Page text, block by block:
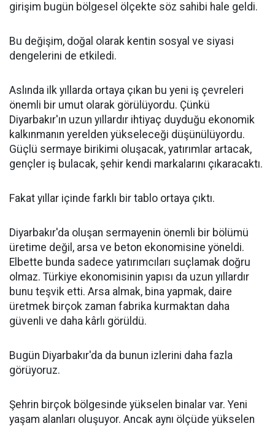
girişim bugün bölgesel ölçekte söz sahibi hale geldi.
Bu değişim, doğal olarak kentin sosyal ve siyasi
dengelerini de etkiledi.
Aslında ilk yıllarda ortaya çıkan bu yeni iş çevreleri
önemli bir umut olarak görülüyordu. Çünkü
Diyarbakır'ın uzun yıllardır ihtiyaç duyduğu ekonomik
kalkınmanın yerelden yükseleceği düşünülüyordu.
Güçlü sermaye birikimi oluşacak, yatırımlar artacak,
gençler iş bulacak, şehir kendi markalarını çıkaracaktı.
Fakat yıllar içinde farklı bir tablo ortaya çıktı.
Diyarbakır'da oluşan sermayenin önemli bir bölümü
üretime değil, arsa ve beton ekonomisine yöneldi.
Elbette bunda sadece yatırımcıları suçlamak doğru
olmaz. Türkiye ekonomisinin yapısı da uzun yıllardır
bunu teşvik etti. Arsa almak, bina yapmak, daire
üretmek birçok zaman fabrika kurmaktan daha
güvenli ve daha kârlı görüldü.
Bugün Diyarbakır'da da bunun izlerini daha fazla
görüyoruz.
Şehrin birçok bölgesinde yükselen binalar var. Yeni
yaşam alanları oluşuyor. Ancak aynı ölçüde yükselen